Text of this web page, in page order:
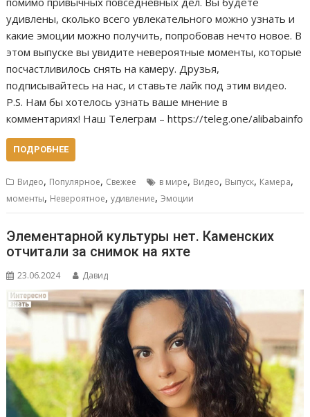
удивлены, сколько всего увлекательного можно узнать и
какие эмоции можно получить, попробовав нечто новое. В
этом выпуске вы увидите невероятные моменты, которые
посчастливилось снять на камеру. Друзья,
подписывайтесь на нас, и ставьте лайк под этим видео.
P.S. Нам бы хотелось узнать ваше мнение в
комментариях! Наш Телеграм – https://teleg.one/alibabainfo
ПОДРОБНЕЕ
Видео, Популярное, Свежее в мире, Видео, Выпуск, Камера,
моменты, Невероятное,удивление,Эмоции
Элементарной культуры нет. Каменских
отчитали за снимок на яхте
23.06.2024 Давид